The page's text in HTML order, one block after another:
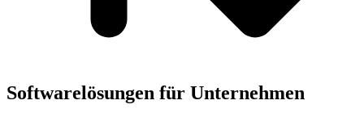
Softwarelösungen für Unternehmen